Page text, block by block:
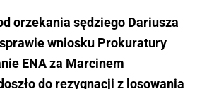
orzekania sędziego Dariusza
wniosku Prokuratury
ENA za Marcinem
do rezygnacji z losowania